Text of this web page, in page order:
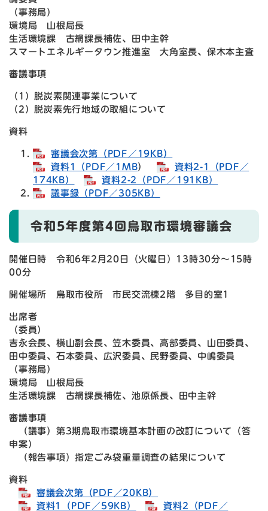
（事務局）
環境局 山根局長
生活環境課 古網課長補佐、田中主幹
スマートエネルギータウン推進室 大角室長、保木本主査
審議事項
（1）脱炭素関連事業について
（2）脱炭素先行地域の取組について
資料
審議会次第（PDF／19KB）
資料1（PDF／1MB）​
資料2-1（PDF／
174KB）​
資料2-2（PDF／191KB）
議事録（PDF／305KB）​
令和5年度第4回鳥取市環境審議会
開催日時 令和6年2月20日（火曜日）13時30分～15時
00分
開催場所 鳥取市役所 市民交流棟2階 多目的室1
出席者
（委員）
吉永会長、横山副会長、笠木委員、高部委員、山田委員、
田中委員、石本委員、広沢委員、民野委員、中嶋委員
（事務局）
環境局 山根局長
生活環境課 古網課長補佐、池原係長、田中主幹
審議事項
（議事）第3期鳥取市環境基本計画の改訂について（答
申案）
（報告事項）指定ごみ袋重量調査の結果について
資料
審議会次第（PDF／20KB）
資料1（PDF／59KB）
資料2（PDF／